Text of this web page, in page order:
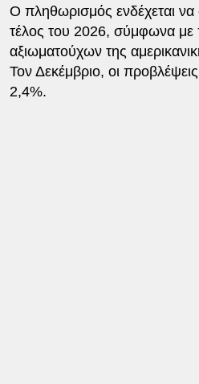
Ο πληθωρισμός ενδέχεται
τέλος του 2026, σύμφωνα με
αξιωματούχων της
Τον Δεκέμβριο, οι
2,4%.